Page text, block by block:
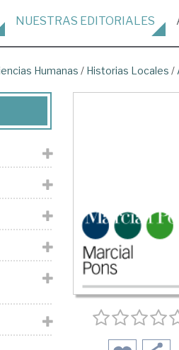
NUESTRAS EDITORIALES
Humanas / Historias Locales /